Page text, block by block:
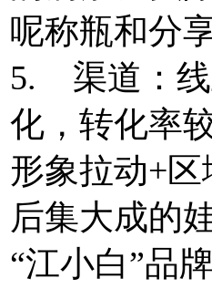
呢称瓶和分
5. 渠道：线
化，转化率
形象拉动+
后集大成的
“江小白”品